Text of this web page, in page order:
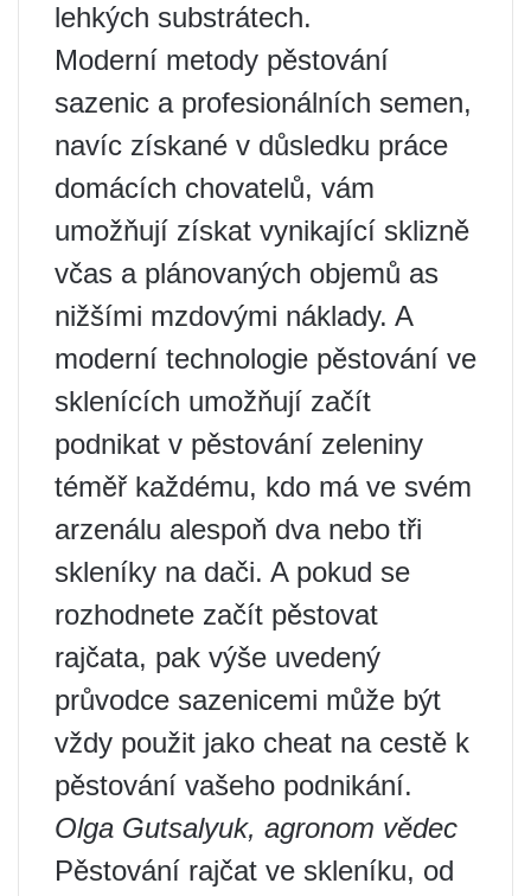
lehkých substrátech.
Moderní metody pěstování
sazenic a profesionálních semen,
navíc získané v důsledku práce
domácích chovatelů, vám
umožňují získat vynikající sklizně
včas a plánovaných objemů as
nižšími mzdovými náklady. A
moderní technologie pěstování ve
sklenících umožňují začít
podnikat v pěstování zeleniny
téměř každému, kdo má ve svém
arzenálu alespoň dva nebo tři
skleníky na dači. A pokud se
rozhodnete začít pěstovat
rajčata, pak výše uvedený
průvodce sazenicemi může být
vždy použit jako cheat na cestě k
pěstování vašeho podnikání.
Olga Gutsalyuk, agronom vědec
Pěstování rajčat ve skleníku, od